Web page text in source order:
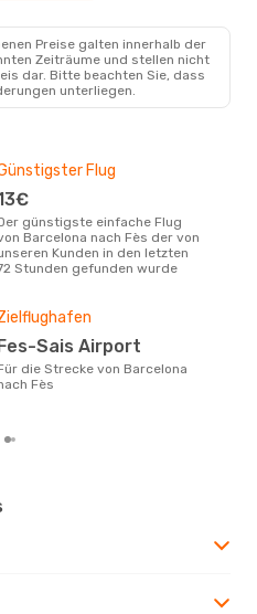
Preise galten innerhalb der
Zeiträume und stellen nicht
dar. Bitte beachten Sie, dass
unterliegen.
Flug
13€
Flug
Barcelona nach Fès der von
Kunden in den letzten
Stunden gefunden wurde
Fes-Sais Airport
Barcelona
Fès